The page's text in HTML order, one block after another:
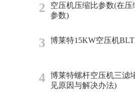
2
空压机压缩比参数(在
参数)
3 博莱特15KW空压机BLT
4
博莱特螺杆空压机三滤
见原因与解决办法)